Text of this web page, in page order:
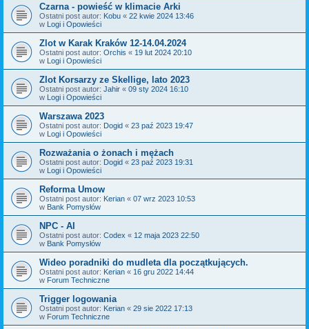
Czarna - powieść w klimacie Arki
Ostatni post autor: Kobu « 22 kwie 2024 13:46
w Logi i Opowieści
Zlot w Karak Kraków 12-14.04.2024
Ostatni post autor: Orchis « 19 lut 2024 20:10
w Logi i Opowieści
Zlot Korsarzy ze Skellige, lato 2023
Ostatni post autor: Jahir « 09 sty 2024 16:10
w Logi i Opowieści
Warszawa 2023
Ostatni post autor: Dogid « 23 paź 2023 19:47
w Logi i Opowieści
Rozważania o żonach i mężach
Ostatni post autor: Dogid « 23 paź 2023 19:31
w Logi i Opowieści
Reforma Umow
Ostatni post autor: Kerian « 07 wrz 2023 10:53
w Bank Pomysłów
NPC - AI
Ostatni post autor: Codex « 12 maja 2023 22:50
w Bank Pomysłów
Wideo poradniki do mudleta dla początkujących.
Ostatni post autor: Kerian « 16 gru 2022 14:44
w Forum Techniczne
Trigger logowania
Ostatni post autor: Kerian « 29 sie 2022 17:13
w Forum Techniczne